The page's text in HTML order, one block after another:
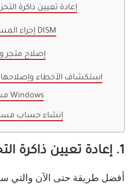
1. إعادة تعيين ذاكرة
2. إجراء المسح الضوئي DISM
3. إصلاح متجر
مستكشف أخطاء متجر Windows
5. إنشاء حساب
1. إعادة تعيين ذاكرة التخزين المؤقت
أفضل طريقة حتى الآن والتي